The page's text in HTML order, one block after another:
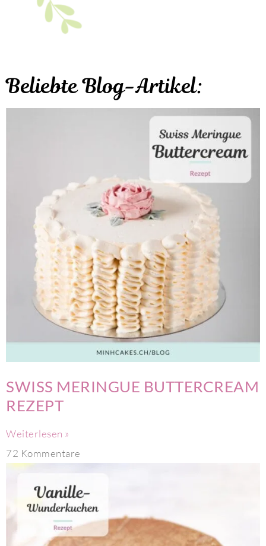
Beliebte Blog-Artikel:
SWISS MERINGUE BUTTERCREAM
REZEPT
Weiterlesen »
72 Kommentare